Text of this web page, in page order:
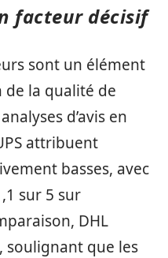
facteur décisif
sont un élément
de la qualité de
d’avis en
attribuent
basses, avec
sur 5 sur
DHL
soulignant que les